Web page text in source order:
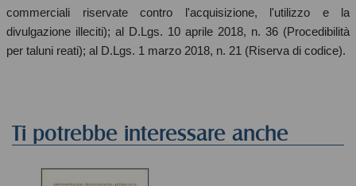
commerciali riservate contro l'acquisizione, l'utilizzo e la
divulgazione illeciti); al D.Lgs. 10 aprile 2018, n. 36 (Procedibilità
per taluni reati); al D.Lgs. 1 marzo 2018, n. 21 (Riserva di codice).
Ti potrebbe interessare anche